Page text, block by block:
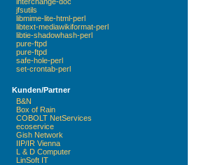
jfsutils
libmime-lite-html-perl
libtext-mediawikiformat-perl
libtie-shadowhash-perl
pure-ftpd
pure-ftpd
safe-hole-perl
set-crontab-perl
Kunden/Partner
B&N
Box of Rain
COBOLT NetServices
ecoservice
Gish Network
IIP/IR Vienna
L & D Computer
LinSoft IT